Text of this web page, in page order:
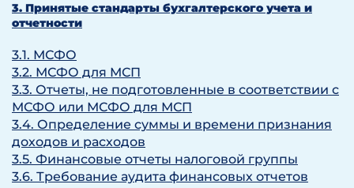
3. Принятые стандарты бухгалтерского учета и
отчетности
3.1. МСФО
3.2. МСФО для МСП
3.3. Отчеты, не подготовленные в соответствии с
МСФО или МСФО для МСП
3.4. Определение суммы и времени признания
доходов и расходов
3.5. Финансовые отчеты налоговой группы
3.6. Требование аудита финансовых отчетов